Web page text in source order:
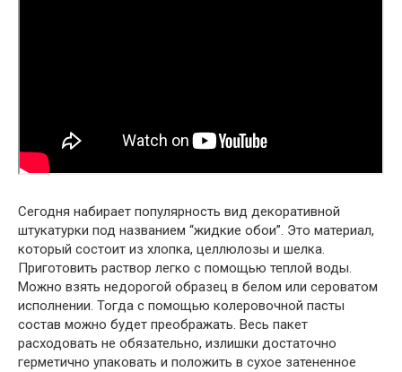
Сегодня набирает популярность вид декоративной
штукатурки под названием “жидкие обои”. Это материал,
который состоит из хлопка, целлюлозы и шелка.
Приготовить раствор легко с помощью теплой воды.
Можно взять недорогой образец в белом или сероватом
исполнении. Тогда с помощью колеровочной пасты
состав можно будет преображать. Весь пакет
расходовать не обязательно, излишки достаточно
герметично упаковать и положить в сухое затененное